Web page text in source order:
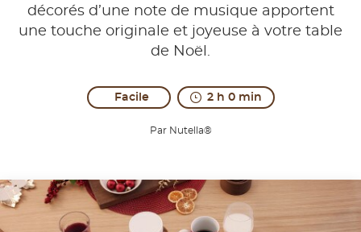
décorés d’une note de musique apportent
une touche originale et joyeuse à votre table
de Noël.
Facile 2 h 0 min
Par Nutella®